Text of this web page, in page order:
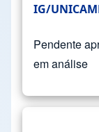
IG/
Pendente
em análise